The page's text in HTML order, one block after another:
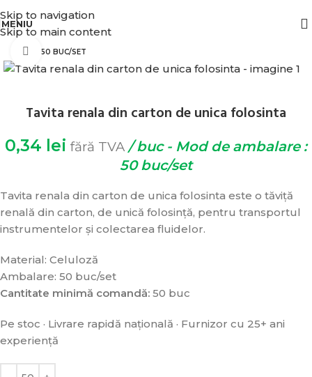
Skip to navigation
Skip to main content
MENIU
50 BUC/SET
Click pentru zoom
Tavita renala din carton de unica folosinta
0,34 lei fără TVA / buc - Mod de ambalare :
50 buc/set
Tavita renala din carton de unica folosinta este o tăviță
renală din carton, de unică folosință, pentru transportul
instrumentelor și colectarea fluidelor.
Material: Celuloză
Ambalare: 50 buc/set
Cantitate minimă comandă: 50 buc
Pe stoc · Livrare rapidă națională · Furnizor cu 25+ ani
experiență